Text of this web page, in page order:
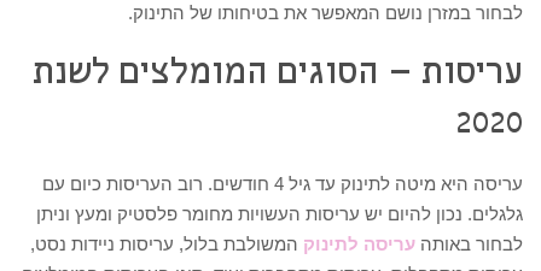
לבחור במזרן נושם המאפשר את בטיחותו של התינוק.
עריסות – הסוגים המומלצים לשנת
2020
עריסה היא מיטה לתינוק עד גיל 4 חודשים. רוב העריסות כיום עם
גלגלים. נכון להיום יש עריסות העשויות מחומר פלסטיק ומעץ וניתן
לבחור באותה עריסה לתינוק המשולבת בלול, עריסות ניידות נסט,